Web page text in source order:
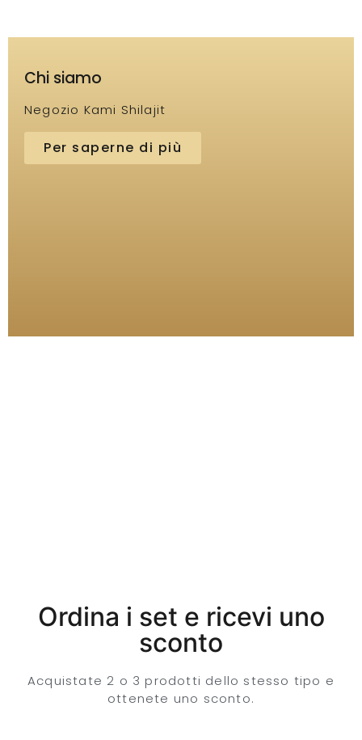
Chi siamo
Negozio Kami Shilajit
Per saperne di più
Ordina i set e ricevi uno
sconto
Acquistate 2 o 3 prodotti dello stesso tipo e
ottenete uno sconto.